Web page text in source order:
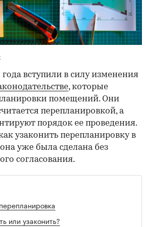
года вступили в силу изменения
, которые
помещений. Они
перепланировкой, а
порядок ее проведения.
узаконить перепланировку в
уже была сделана без
согласования.
или узаконить?